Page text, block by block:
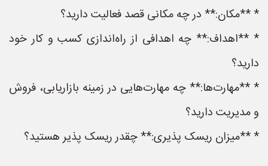
* **مکان:** در چه مکانی قصد فعالیت دارید؟
* **اهداف:** چه اهدافی از راه‌اندازی کسب و کار خود
دارید؟
* **مهارت‌ها:** چه مهارت‌هایی در زمینه بازاریابی، فروش
و مدیریت دارید؟
* **میزان ریسک پذیری:** چقدر ریسک پذیر هستید؟